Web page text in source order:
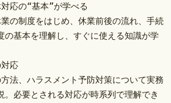
応の“基本”が学べる
の基本を理解し、すぐに使える知識が学
応
。必要とされる対応が時系列で理解でき